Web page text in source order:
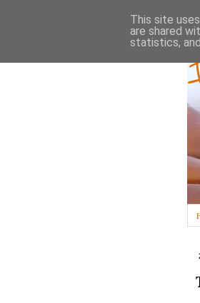
This site
are shared
statistics,